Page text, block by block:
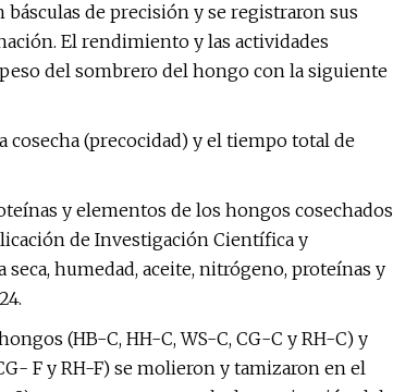
de precisión y se registraron sus
El rendimiento y las actividades
del sombrero del hongo con la siguiente
cosecha (precocidad) y el tiempo total de
y elementos de los hongos cosechados
de Investigación Científica y
seca, humedad, aceite, nitrógeno, proteínas y
(HB-C, HH-C, WS-C, CG-C y RH-C) y
F y RH-F) se molieron y tamizaron en el